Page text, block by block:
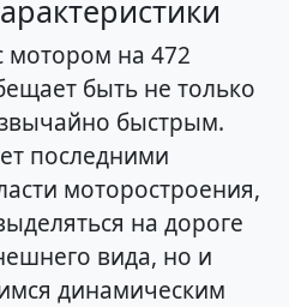
мотором на 472
быть не только
быстрым.
последними
моторостроения,
на дороге
вида, но и
динамическим